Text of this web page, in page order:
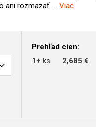
ani rozmazať. ...Viac
Prehľad cien:
1+ ks
2,685 €